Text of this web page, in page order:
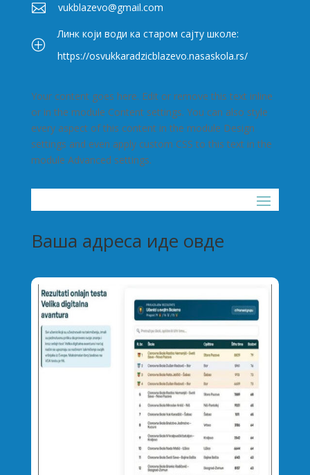
 vukblazevo@gmail.com
P
Линк који води ка старом сајту школе:
https://osvukkaradzicblazevo.nasaskola.rs/
Your content goes here. Edit or remove this text inline
or in the module Content settings. You can also style
every aspect of this content in the module Design
settings and even apply custom CSS to this text in the
module Advanced settings.
Ваша адреса иде овде